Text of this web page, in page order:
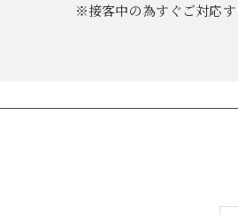
※接客中の為すぐご対応